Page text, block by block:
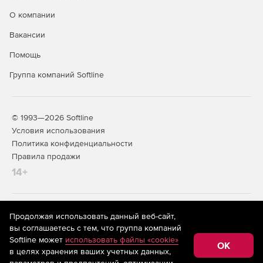
О компании
Вакансии
Помощь
Группа компаний Softline
© 1993—2026 Softline
Условия использования
Политика конфиденциальности
Правила продажи
14+
На информационном ресурсе store.softline.ru применяются
рекомендательные технологии
(информационные технологии
предоставления информации на основе сбора,
систематизации и анализа сведений, относящихся к
предпочтениям пользователей сети «Интернет»,
находящихся на территории Российской Федерации)
Продолжая использовать данный веб-сайт,
вы соглашаетесь с тем, что группа компаний
Softline может использовать файлы «cookie»
в целях хранения ваших учетных данных,
OK